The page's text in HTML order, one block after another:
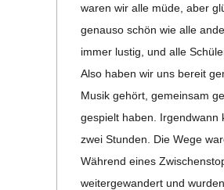
waren wir alle müde, aber
genauso schön wie alle
immer lus­tig, und alle
Also haben wir uns bereit
Musik gehört, gemein­sam
gespielt haben. Irgend­wann
zwei Stun­den. Die Wege
Wäh­rend eines
wei­ter­ge­wan­dert und